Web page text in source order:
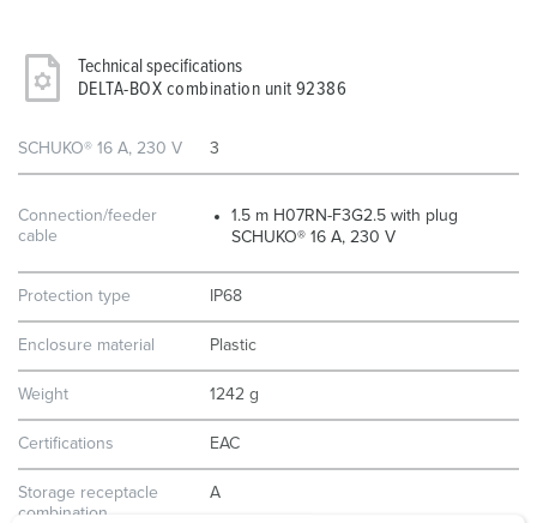
Technical specifications
DELTA-BOX combination unit 92386
SCHUKO® 16 A, 230 V 3
Connection/feeder
cable
1.5 m H07RN-F3G2.5 with plug
SCHUKO® 16 A, 230 V
Protection type IP68
Enclosure material Plastic
Weight 1242 g
Certifications EAC
Storage receptacle
combination
A